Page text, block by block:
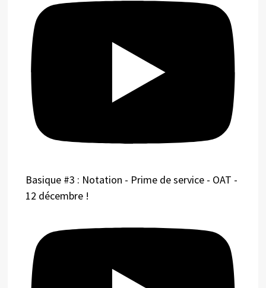
Basique #3 : Notation - Prime de service - OAT -
12 décembre !